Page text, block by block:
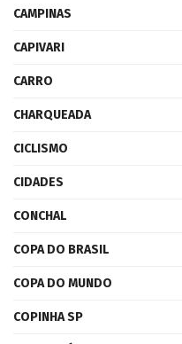
CAMPINAS
CAPIVARI
CARRO
CHARQUEADA
CICLISMO
CIDADES
CONCHAL
COPA DO BRASIL
COPA DO MUNDO
COPINHA SP